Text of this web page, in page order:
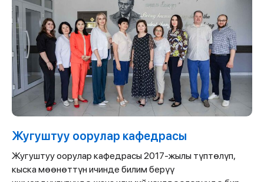
Жугуштуу оорулар кафедрасы
Жугуштуу оорулар кафедрасы 2017-жылы түптөлүп,
кыска мөөнөттүн ичинде билим берүү